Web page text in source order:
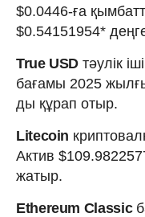
$0.0446-ға
$0.54151954*
True USD тәулік
бағамы 2025
ды құрап отыр.
Litecoin
Актив
жатыр.
Ethereum Classic